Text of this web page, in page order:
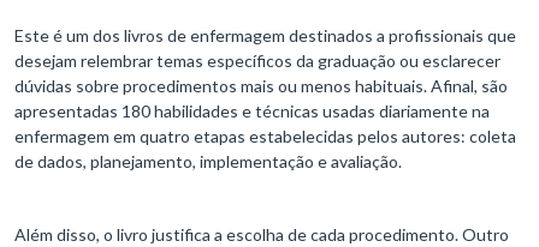
Este é um dos livros de enfermagem destinados a profissionais que
desejam relembrar temas específicos da graduação ou esclarecer
dúvidas sobre procedimentos mais ou menos habituais. Afinal, são
apresentadas 180 habilidades e técnicas usadas diariamente na
enfermagem em quatro etapas estabelecidas pelos autores: coleta
de dados, planejamento, implementação e avaliação.
Além disso, o livro justifica a escolha de cada procedimento. Outro